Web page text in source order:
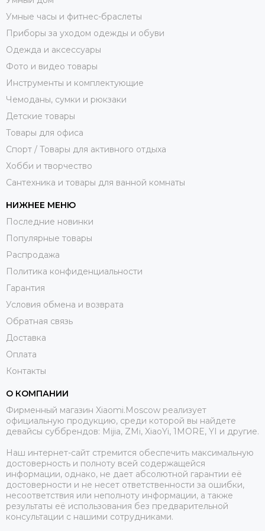
Умные часы и фитнес-браслеты
Приборы за уходом одежды и обуви
Одежда и аксессуары
Фото и видео товары
Инструменты и комплектующие
Чемоданы, сумки и рюкзаки
Детские товары
Товары для офиса
Спорт / Товары для активного отдыха
Хобби и творчество
Сантехника и товары для ванной комнаты
НИЖНЕЕ МЕНЮ
Последние новинки
Популярные товары
Распродажа
Политика конфиденциальности
Гарантия
Условия обмена и возврата
Обратная связь
Доставка
Оплата
Контакты
О КОМПАНИИ
Фирменный магазин Xiaomi.Moscow реализует
официальную продукцию, среди которой вы найдете
девайсы суббрендов: Mijia, ZMi, XiaoYi, 1MORE, YI и другие.
Наш интернет-сайт стремится обеспечить максимальную
достоверность и полноту всей содержащейся
информации, однако, не дает абсолютной гарантии её
достоверности и не несет ответственности за ошибки,
несоответствия или неполноту информации, а также
результаты её использования без предварительной
консультации с нашими сотрудниками.